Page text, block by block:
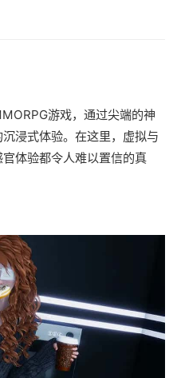
游戏，通过尖端的神
浸式体验。在这里，虚拟与
体验都令人难以置信的真